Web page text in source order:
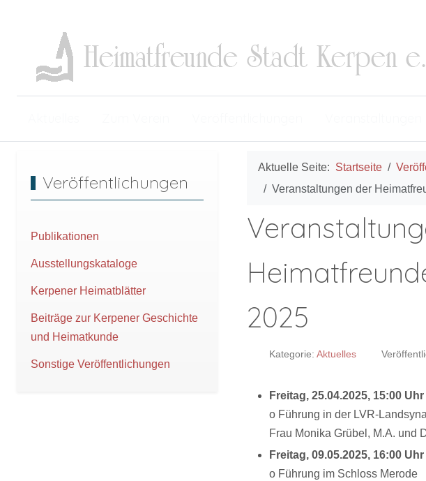
Veröffentlichungen
Publikationen
Ausstellungskataloge
Kerpener Heimatblätter
Beiträge zur Kerpener Geschichte
und Heimatkunde
Sonstige Veröffentlichungen
Aktuelle Seite: Startseite
Veranstaltungen der
2025
Kategorie: Aktuelles
Freitag, 25.04.2025, 15:00 Uhr
o Führung in der LVR-
Frau Monika Grübel, M.A. und
Freitag, 09.05.2025, 16:00 Uhr
o Führung im Schloss Merode